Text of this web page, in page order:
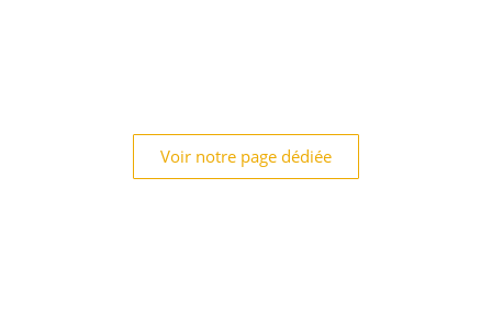
Voir notre page dédiée